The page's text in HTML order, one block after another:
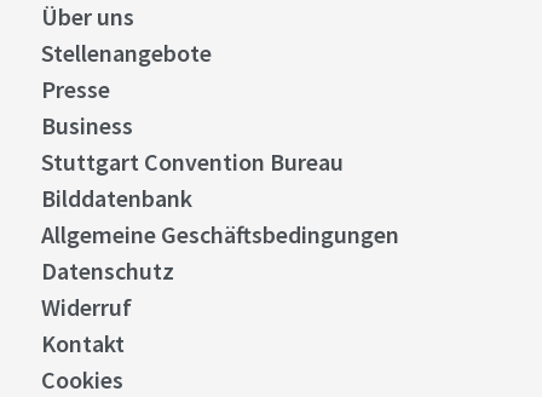
Über uns
Stellenangebote
Presse
Business
Stuttgart Convention Bureau
Bilddatenbank
Allgemeine Geschäftsbedingungen
Datenschutz
Widerruf
Kontakt
Cookies